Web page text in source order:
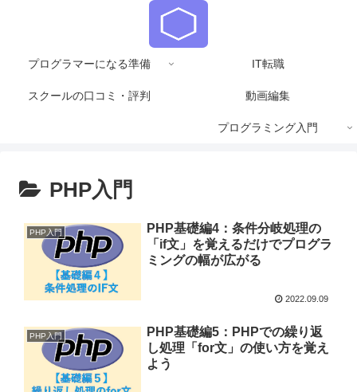
プログラマーになる準備 IT転職
スクールの口コミ・評判 動画編集
プログラミング入門
PHP入門
PHP入門
PHP基礎編4：条件分岐処理の
「if文」を覚えるだけでプログラ
ミングの幅が広がる
2022.09.09
PHP入門
PHP基礎編5：PHPでの繰り返
し処理「for文」の使い方を覚え
よう